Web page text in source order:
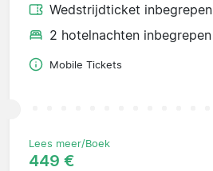
Wedstrijdticket inbegrepen
2 hotelnachten inbegrepen
Mobile Tickets
Lees meer/Boek
449 €